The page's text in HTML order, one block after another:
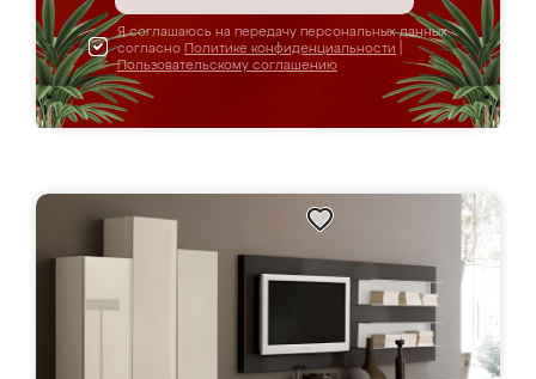
Я соглашаюсь на передачу персональных данных
согласно Политике конфиденциальности
Пользовательскому соглашению